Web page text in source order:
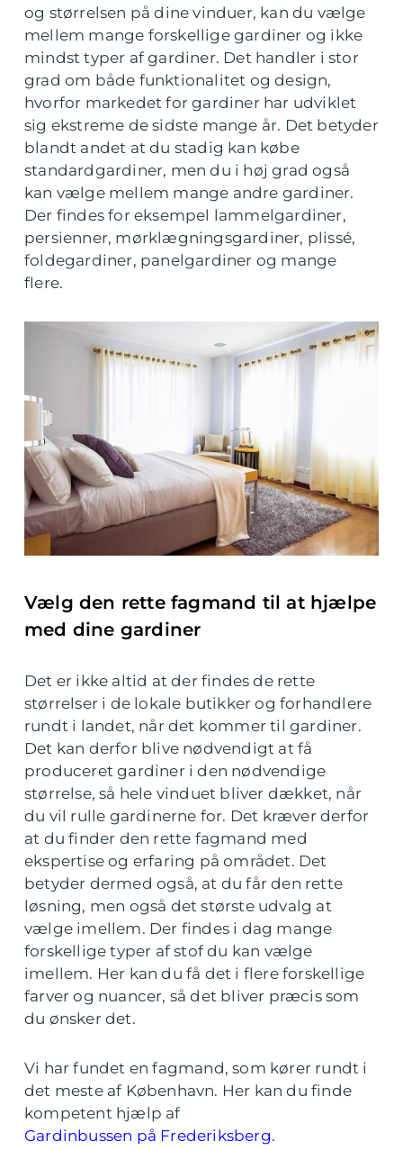
og størrelsen på dine vinduer, kan du vælge
mellem mange forskellige gardiner og ikke
mindst typer af gardiner. Det handler i stor
grad om både funktionalitet og design,
hvorfor markedet for gardiner har udviklet
sig ekstreme de sidste mange år. Det betyder
blandt andet at du stadig kan købe
standardgardiner, men du i høj grad også
kan vælge mellem mange andre gardiner.
Der findes for eksempel lammelgardiner,
persienner, mørklægningsgardiner, plissé,
foldegardiner, panelgardiner og mange
flere.
Vælg den rette fagmand til at hjælpe
med dine gardiner
Det er ikke altid at der findes de rette
størrelser i de lokale butikker og forhandlere
rundt i landet, når det kommer til gardiner.
Det kan derfor blive nødvendigt at få
produceret gardiner i den nødvendige
størrelse, så hele vinduet bliver dækket, når
du vil rulle gardinerne for. Det kræver derfor
at du finder den rette fagmand med
ekspertise og erfaring på området. Det
betyder dermed også, at du får den rette
løsning, men også det største udvalg at
vælge imellem. Der findes i dag mange
forskellige typer af stof du kan vælge
imellem. Her kan du få det i flere forskellige
farver og nuancer, så det bliver præcis som
du ønsker det.
Vi har fundet en fagmand, som kører rundt i
det meste af København. Her kan du finde
kompetent hjælp af
Gardinbussen på Frederiksberg.